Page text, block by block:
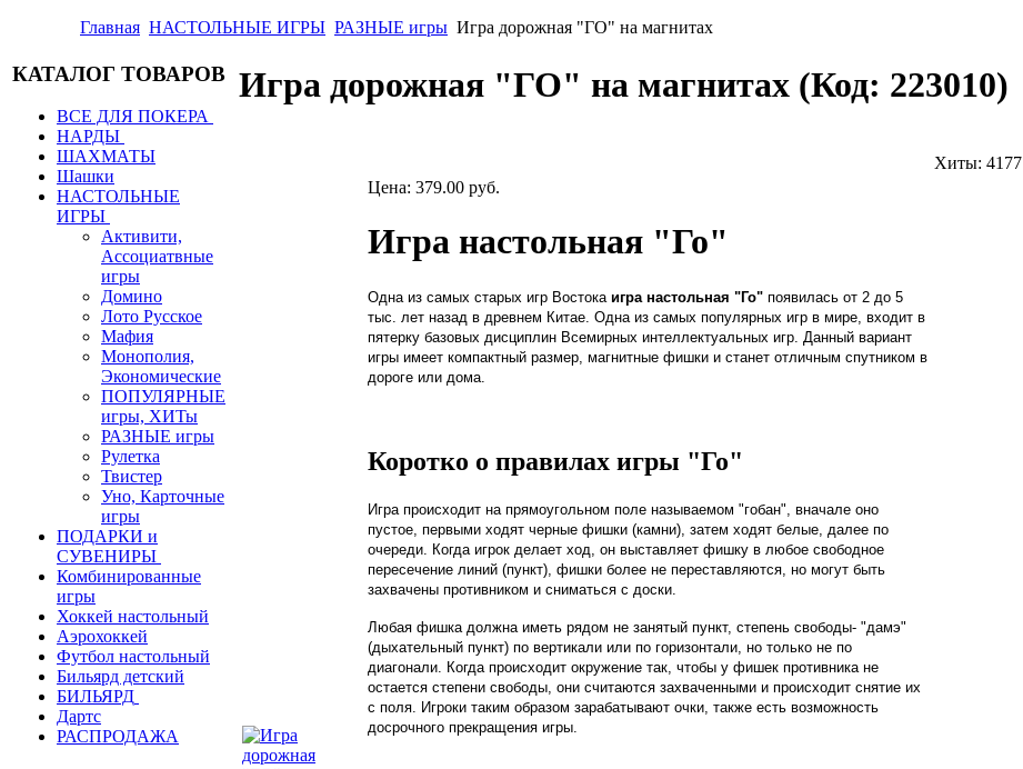
Главная НАСТОЛЬНЫЕ ИГРЫ РАЗНЫЕ игры Игра дорожная "ГО" на магнитах
КАТАЛОГ ТОВАРОВ
ВСЕ ДЛЯ ПОКЕРА
НАРДЫ
ШАХМАТЫ
Шашки
НАСТОЛЬНЫЕ
ИГРЫ
Активити,
Ассоциатвные
игры
Домино
Лото Русское
Мафия
Монополия,
Экономические
ПОПУЛЯРНЫЕ
игры, ХИТы
РАЗНЫЕ игры
Рулетка
Твистер
Уно, Карточные
игры
ПОДАРКИ и
СУВЕНИРЫ
Комбинированные
игры
Хоккей настольный
Аэрохоккей
Футбол настольный
Бильярд детский
БИЛЬЯРД
Дартс
РАСПРОДАЖА
Игра дорожная "ГО" на магнитах (Код: 223010)
Хиты: 4177
Цена: 379.00 руб.
Игра настольная "Го"
Одна из самых старых игр Востока игра настольная "Го" появилась от 2 до 5
тыс. лет назад в древнем Китае. Одна из самых популярных игр в мире, входит в
пятерку базовых дисциплин Всемирных интеллектуальных игр. Данный вариант
игры имеет компактный размер, магнитные фишки и станет отличным спутником в
дороге или дома.
Коротко о правилах игры "Го"
Игра происходит на прямоугольном поле называемом "гобан", вначале оно
пустое, первыми ходят черные фишки (камни), затем ходят белые, далее по
очереди. Когда игрок делает ход, он выставляет фишку в любое свободное
пересечение линий (пункт), фишки более не переставляются, но могут быть
захвачены противником и сниматься с доски.
Любая фишка должна иметь рядом не занятый пункт, степень свободы- "дамэ"
(дыхательный пункт) по вертикали или по горизонтали, но только не по
диагонали. Когда происходит окружение так, чтобы у фишек противника не
остается степени свободы, они считаются захваченными и происходит снятие их
с поля. Игроки таким образом зарабатывают очки, также есть возможность
досрочного прекращения игры.